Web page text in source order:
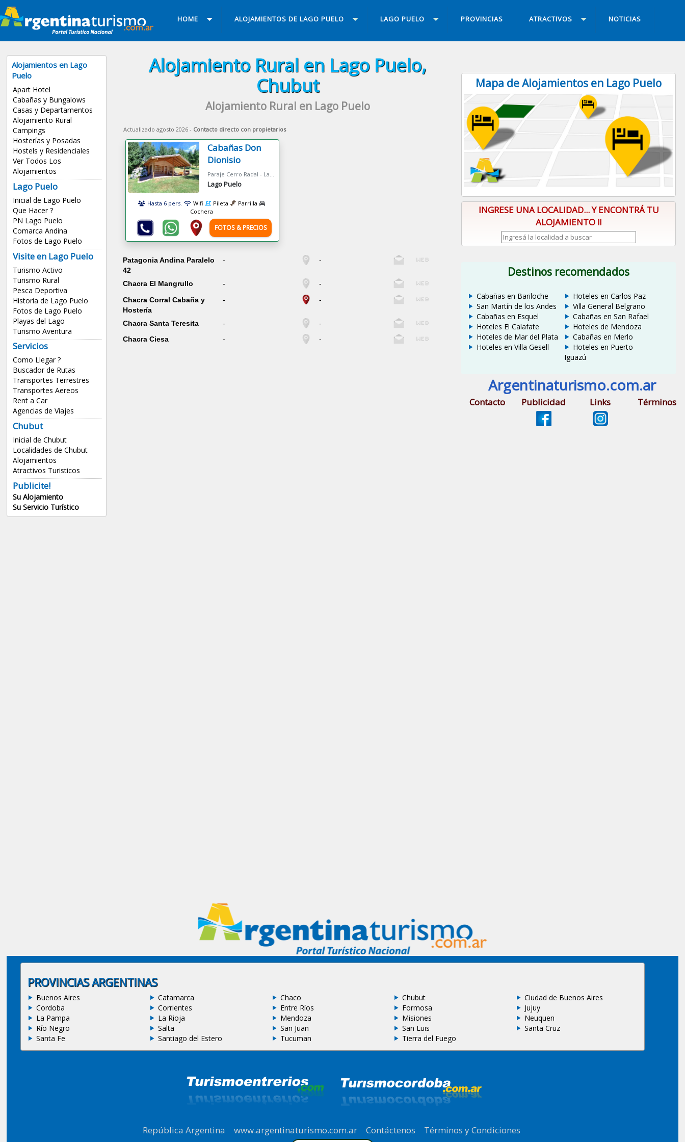
HOME ALOJAMIENTOS DE LAGO PUELO LAGO PUELO PROVINCIAS ATRACTIVOS NOTICIAS
Alojamientos en Lago
Puelo
Apart Hotel
Cabañas y Bungalows
Casas y Departamentos
Alojamiento Rural
Campings
Hosterías y Posadas
Hostels y Residenciales
Ver Todos Los
Alojamientos
Lago Puelo
Inicial de Lago Puelo
Que Hacer ?
PN Lago Puelo
Comarca Andina
Fotos de Lago Puelo
Visite en Lago Puelo
Turismo Activo
Turismo Rural
Pesca Deportiva
Historia de Lago Puelo
Fotos de Lago Puelo
Playas del Lago
Turismo Aventura
Servicios
Como Llegar ?
Buscador de Rutas
Transportes Terrestres
Transportes Aereos
Rent a Car
Agencias de Viajes
Chubut
Inicial de Chubut
Localidades de Chubut
Alojamientos
Atractivos Turisticos
Publicite!
Su Alojamiento
Su Servicio Turístico
Alojamiento Rural en Lago Puelo,
Chubut
Alojamiento Rural en Lago Puelo
Actualizado agosto 2026 - Contacto directo con propietarios
Cabañas Don
Dionisio
Lago Puelo
Hasta 6 pers. Wifi Pileta
Parrilla
Cochera
FOTOS & PRECIOS
Patagonia Andina Paralelo
42
- -
Chacra El Mangrullo -
-
Chacra Corral Cabaña y
Hostería
- -
Chacra Santa Teresita -
-
Chacra Ciesa
- -
Mapa de Alojamientos en Lago Puelo
INGRESE UNA LOCALIDAD... Y ENCONTRÁ TU
ALOJAMIENTO !!
Destinos recomendados
Cabañas en Bariloche
San Martín de los Andes
Cabañas en Esquel
Hoteles El Calafate
Hoteles de Mar del Plata
Hoteles en Villa Gesell
Hoteles en Carlos Paz
Villa General Belgrano
Cabañas en San Rafael
Hoteles de Mendoza
Cabañas en Merlo
Hoteles en Puerto
Iguazú
Argentinaturismo.com.ar
Contacto Publicidad Links Términos
PROVINCIAS ARGENTINAS
Buenos Aires Catamarca Chaco Chubut
Ciudad de Buenos Aires
Cordoba
Corrientes Entre Ríos Formosa
Jujuy
La Pampa
La Rioja Mendoza Misiones
Neuquen
Río Negro
Salta San Juan San Luis
Santa Cruz
Santa Fe
Santiago del Estero Tucuman Tierra del Fuego
República Argentina |www.argentinaturismo.com.ar |Contáctenos Términos y Condiciones